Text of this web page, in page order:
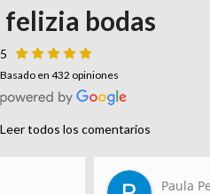
felizia bodas
5
Basado en 432 opiniones
Leer todos los comentarios
Paula Pellicer